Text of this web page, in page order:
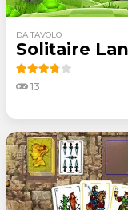
DA TAVOLO
Solitaire
13